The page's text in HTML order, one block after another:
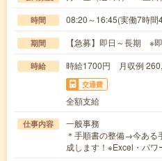
時間 08:20～16:45(実働7時
期間 【急募】即日～長期 ※即
時給 時給1700円 月収例
交通費
全額支給
仕事内容
一般事務
＊手順書の整備→今ある
成します！※Excel・パワ